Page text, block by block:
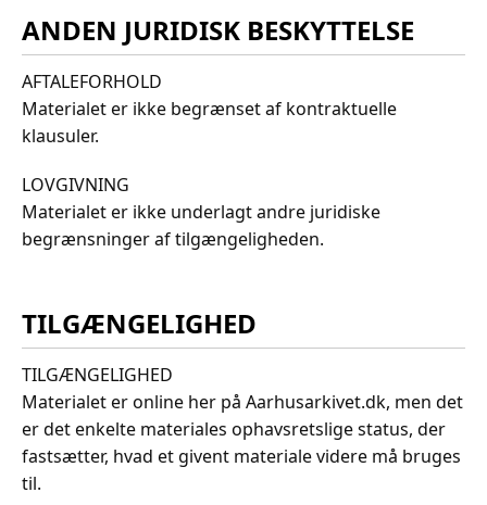
ANDEN JURIDISK BESKYTTELSE
AFTALEFORHOLD
Materialet er ikke begrænset af kontraktuelle
klausuler.
LOVGIVNING
Materialet er ikke underlagt andre juridiske
begrænsninger af tilgængeligheden.
TILGÆNGELIGHED
TILGÆNGELIGHED
Materialet er online her på Aarhusarkivet.dk, men det
er det enkelte materiales ophavsretslige status, der
fastsætter, hvad et givent materiale videre må bruges
til.